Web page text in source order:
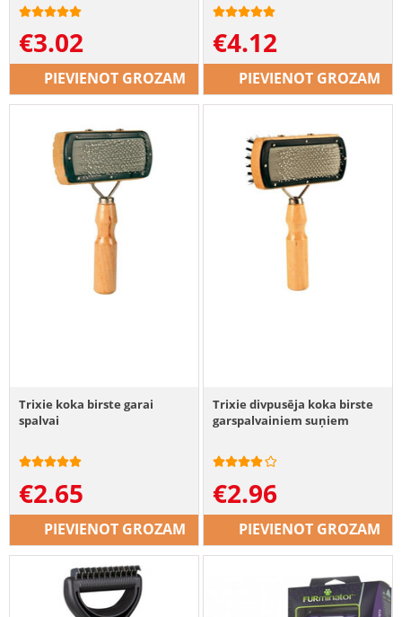
€3.02
PIEVIENOT GROZAM
€4.12
PIEVIENOT GROZAM
Trixie koka birste garai
spalvai
€2.65
PIEVIENOT GROZAM
Trixie divpusēja koka birste
garspalvainiem suņiem
€2.96
PIEVIENOT GROZAM